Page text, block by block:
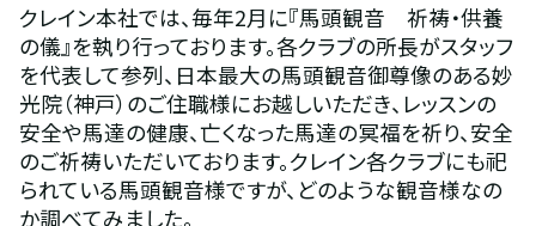
クレイン本社では、毎年2月に『馬頭観音　祈祷・供養
の儀』を執り行っております。各クラブの所長がスタッフ
を代表して参列、日本最大の馬頭観音御尊像のある妙
光院（神戸）のご住職様にお越しいただき、レッスンの
安全や馬達の健康、亡くなった馬達の冥福を祈り、安全
のご祈祷いただいております。クレイン各クラブにも祀
られている馬頭観音様ですが、どのような観音様なの
か調べてみました。